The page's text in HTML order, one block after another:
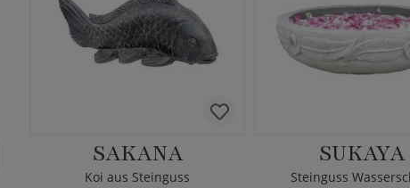
SAKANA
Koi aus Steinguss
SUKAYA
Steinguss